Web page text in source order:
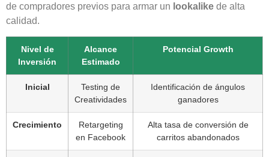
de compradores previos para armar un lookalike de alta
calidad.
Nivel de
Inversión
Alcance
Estimado
Potencial Growth
Inicial
Testing de
Creatividades
Identificación de ángulos
ganadores
Crecimiento
Retargeting
en Facebook
Alta tasa de conversión de
carritos abandonados